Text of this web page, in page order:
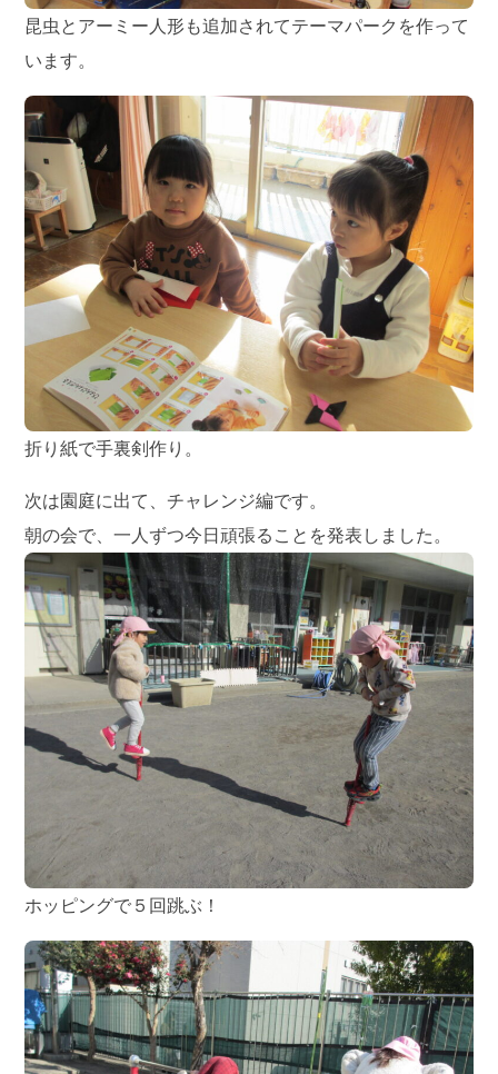
昆虫とアーミー人形も追加されてテーマパークを作って
います。
折り紙で手裏剣作り。
次は園庭に出て、チャレンジ編です。
朝の会で、一人ずつ今日頑張ることを発表しました。
ホッピングで５回跳ぶ！